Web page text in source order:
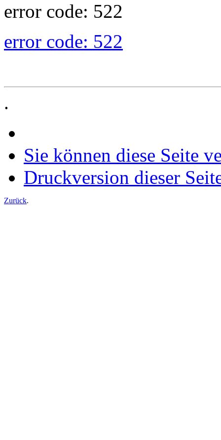
error code: 522
error code: 522
.
Sie können diese Seite
Druckversion dieser
Zurück.